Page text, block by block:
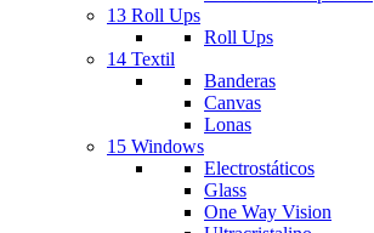
13 Roll Ups
Roll Ups
14 Textil
Banderas
Canvas
Lonas
15 Windows
Electrostáticos
Glass
One Way Vision